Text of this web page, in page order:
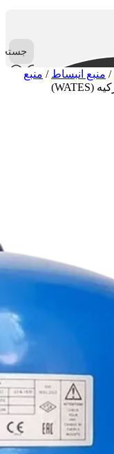
/ منبع انبساط / منبع